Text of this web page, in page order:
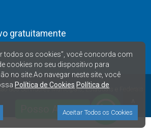
gratuitamente
dos Servidores Municipais, Estaduais e Federais
Posso Ajudar?
todos os cookies”, você concorda com
cookies no seu dispositivo para
no site.Ao navegar neste site, você
Política de Cookies Política de
Aceitar Todos os Cookies